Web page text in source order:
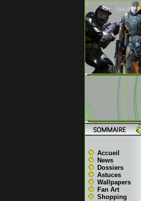
Accueil
News
Dossiers
Astuces
Wallpapers
Fan Art
Shopping